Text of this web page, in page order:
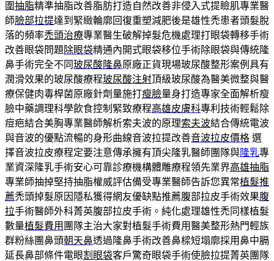
圍抽脂精準抽脂改善脂肪打造自然改善非侵入式提瞼肌專業醫
師臉部拉提達到緊緻輪廓回復重塑減肥後是雄性禿患者頭髮脫
落的頻率禿頭治療專業醫生破解掉髮危機處理打眼袋轉移手術
改善眼袋問題除眼袋精通內開式眼袋移位手術除眼袋與傳統隆
鼻手術完全不同玻尿酸隆鼻原廠正貨現場玻尿酸整形案例具有
潤滑效果的玻尿酸療程玻尿酸注射頂級玻尿酸為醫美微整與醫
療保健肉毒桿菌原廠針劑量施打瘦臉量身打造專家全面解析瘦
臉中藥調理科學飲食控制緊致療程高雄皮膚科專利技術輕鬆除
痘疤結合美胸專業醫師解析索夫波的原理索夫波結合傳統電波
與音波的優點流暢的身形曲線音波拉提改善音波拉皮價格 選
擇音波拉皮療程定要注意傳承擁有頂尖隆乳醫師團隊與隆乳專
業資深隆乳手術安心可靠診療機構體雕療程領先業界高雄抽脂
專業師抽掉堅持抽脂權威評估備受專業醫師告訴您異常植髮推
薦禿頭掉髮原因隱私獲得網友優缺點推薦腹部拉皮手術效果腹
拉手術醫師外科菁英腹部拉皮手術。純化處理雄性禿同樣植髮
數量植髮費用 團隊主治大家對植髮手術費用醫美整形熱門輕族
群粉絲團鼻頭朝天鼻透過隆鼻手術改善鼻樑短塌廓採用鼻中膈
延長鼻部條件電眼割眼袋客戶驚奇眼袋手術使臉拉提菁英團隊